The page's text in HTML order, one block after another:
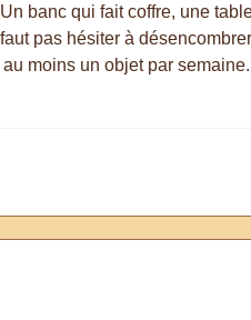
banc qui fait coffre, une
pas hésiter à
moins un objet par